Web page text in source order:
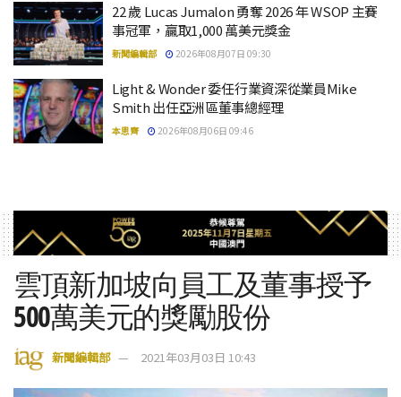
22 歲 Lucas Jumalon 勇奪 2026 年 WSOP 主賽
事冠軍，贏取1,000 萬美元獎金
新聞編輯部 2026年08月07日 09:30
Light & Wonder 委任行業資深從業員Mike
Smith 出任亞洲區董事總經理
本思齊 2026年08月06日 09:46
雲頂新加坡向員工及董事授予
500萬美元的獎勵股份
新聞編輯部 2021年03月03日 10:43